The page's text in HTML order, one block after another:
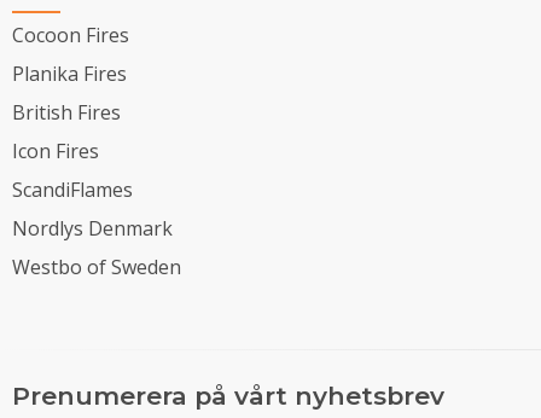
Cocoon Fires
Planika Fires
British Fires
Icon Fires
ScandiFlames
Nordlys Denmark
Westbo of Sweden
Prenumerera på vårt nyhetsbrev